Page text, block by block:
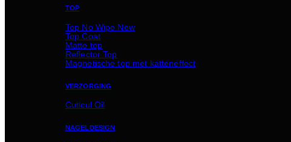
TOP
Top No Wipe
Top Coat
Matte top
Reflector Top
Magnetische top met katteneffect
VERZORGING
Cuticul Oil
NAGELDESIGN